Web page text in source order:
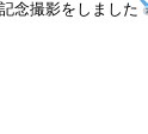
念撮影をしました